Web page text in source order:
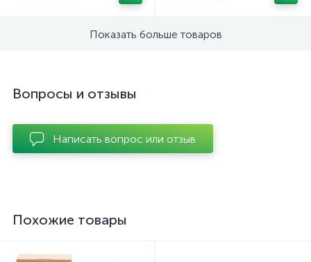
Показать больше товаров
Вопросы и отзывы
Написать вопрос или отзыв
Похожие товары